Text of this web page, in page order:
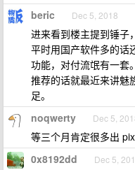
beric Dec 5, 2018
进来看到楼主提到锤子
平时用国产软件多的话
功能，对付流氓有一套。
推荐的话就最近来讲魅
足。
noqwerty Dec 5,
等三个月肯定很多出
0x8192dd Dec 5,